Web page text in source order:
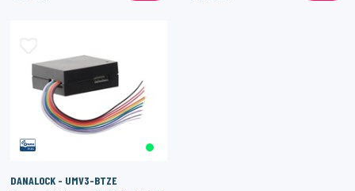
DANALOCK - UMV3-BTZE